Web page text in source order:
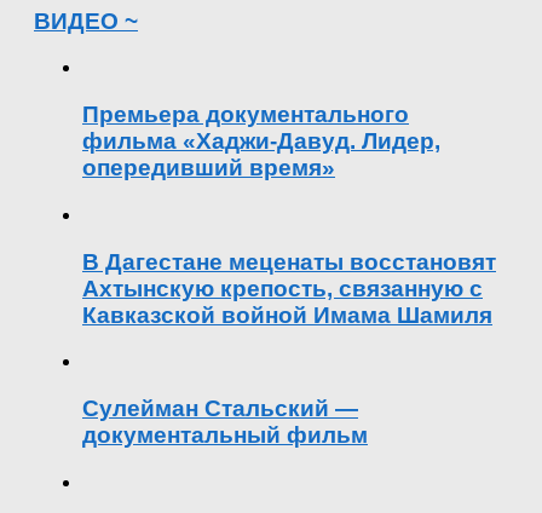
ВИДЕО ~
Премьера документального
фильма «Хаджи-Давуд. Лидер,
опередивший время»
В Дагестане меценаты восстановят
Ахтынскую крепость, связанную с
Кавказской войной Имама Шамиля
Сулейман Стальский —
документальный фильм